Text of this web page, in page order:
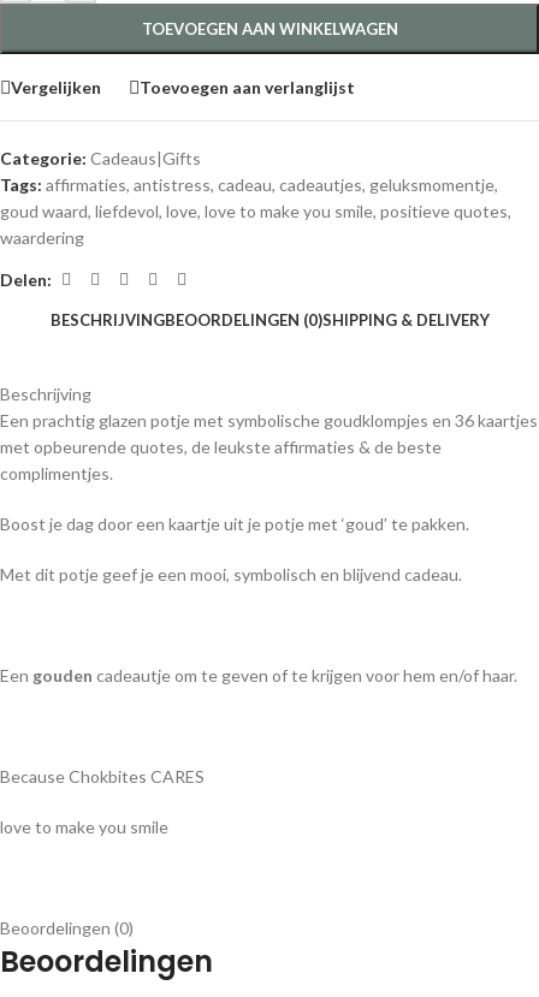
TOEVOEGEN AAN WINKELWAGEN
Vergelijken Toevoegen aan verlanglijst
Categorie: Cadeaus|Gifts
Tags: affirmaties, antistress, cadeau, cadeautjes, geluksmomentje,
goud waard, liefdevol, love, love to make you smile, positieve quotes,
waardering
Delen:
BESCHRIJVINGBEOORDELINGEN (0)SHIPPING & DELIVERY
Beschrijving
Een prachtig glazen potje met symbolische goudklompjes en 36 kaartjes
met opbeurende quotes, de leukste affirmaties & de beste
complimentjes.
Boost je dag door een kaartje uit je potje met ‘goud’ te pakken.
Met dit potje geef je een mooi, symbolisch en blijvend cadeau.
Een gouden cadeautje om te geven of te krijgen voor hem en/of haar.
Because Chokbites CARES
love to make you smile
Beoordelingen (0)
Beoordelingen